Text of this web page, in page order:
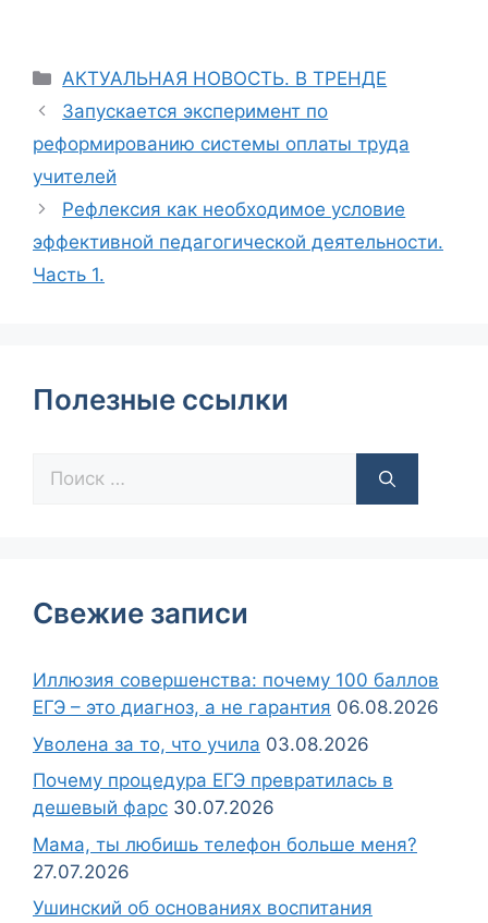
АКТУАЛЬНАЯ НОВОСТЬ. В ТРЕНДЕ
Запускается эксперимент по
реформированию системы оплаты труда
учителей
Рефлексия как необходимое условие
эффективной педагогической деятельности.
Часть 1.
Полезные ссылки
Свежие записи
Иллюзия совершенства: почему 100 баллов
ЕГЭ – это диагноз, а не гарантия 06.08.2026
Уволена за то, что учила 03.08.2026
Почему процедура ЕГЭ превратилась в
дешевый фарс 30.07.2026
Мама, ты любишь телефон больше меня?
27.07.2026
Ушинский об основаниях воспитания